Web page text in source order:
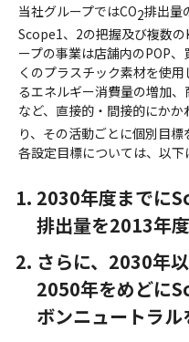
当社グループではCO2排出量
Scope1、2の把握及び複数
ープの事業は店舗内のPOP
くのプラスチック素材を使
るエネルギー消費量の増加
など、直接的・間接的にかか
り、その活動ごとに個別目
各設定目標については、以下
2030年度までに
排出量を2013年
さらに、2030年
2050年をめどに
ボンニュートラル